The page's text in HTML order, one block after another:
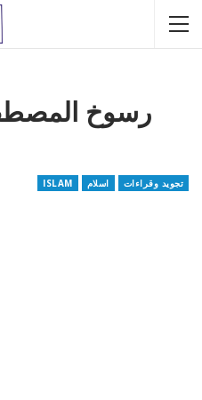
رسوخ
ISLAM اسلام تجوید وقراءات